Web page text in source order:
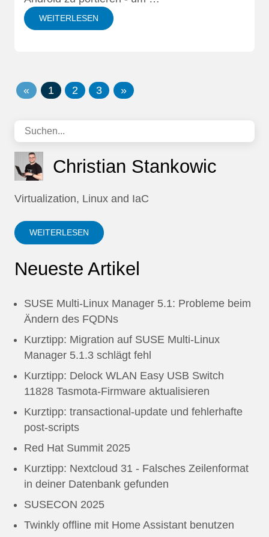
WEITERLESEN
« 1 2 3 »
Christian Stankowic
Virtualization, Linux and IaC
WEITERLESEN
Neueste Artikel
SUSE Multi-Linux Manager 5.1: Probleme beim
Ändern des FQDNs
Kurztipp: Migration auf SUSE Multi-Linux
Manager 5.1.3 schlägt fehl
Kurztipp: Delock WLAN Easy USB Switch
11828 Tasmota-Firmware aktualisieren
Kurztipp: transactional-update und fehlerhafte
post-scripts
Red Hat Summit 2025
Kurztipp: Nextcloud 31 - Falsches Zeilenformat
in deiner Datenbank gefunden
SUSECON 2025
Twinkly offline mit Home Assistant benutzen